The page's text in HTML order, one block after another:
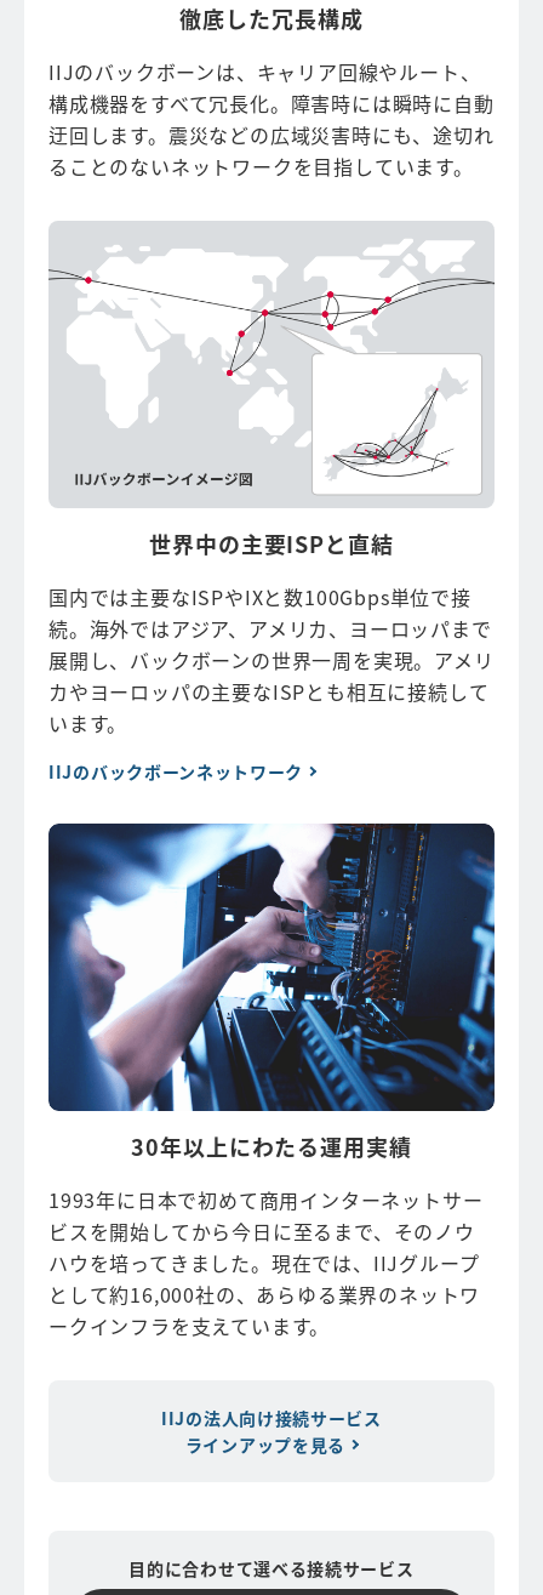
徹底した冗長構成
IIJのバックボーンは、キャリア回線やルート、
構成機器をすべて冗長化。障害時には瞬時に自動
迂回します。震災などの広域災害時にも、途切れ
ることのないネットワークを目指しています。
世界中の主要ISPと直結
国内では主要なISPやIXと数100Gbps単位で接
続。海外ではアジア、アメリカ、ヨーロッパまで
展開し、バックボーンの世界一周を実現。アメリ
カやヨーロッパの主要なISPとも相互に接続して
います。
IIJのバックボーンネットワーク
30年以上にわたる運用実績
1993年に日本で初めて商用インターネットサー
ビスを開始してから今日に至るまで、そのノウ
ハウを培ってきました。現在では、IIJグループ
として約16,000社の、あらゆる業界のネットワ
ークインフラを支えています。
IIJの法人向け接続サービス
ラインアップを見る
目的に合わせて選べる接続サービス